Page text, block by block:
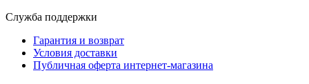
Служба поддержки
Гарантия и возврат
Условия доставки
Публичная оферта интернет-магазина